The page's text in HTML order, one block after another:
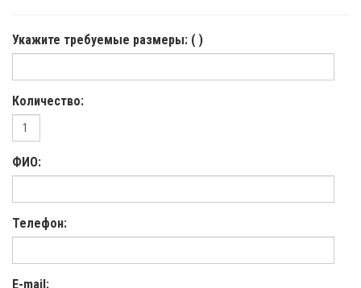
Укажите требуемые размеры: ( )
Количество:
ФИО:
Телефон:
E-mail: